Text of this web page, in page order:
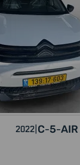
C-5-AIR
2022